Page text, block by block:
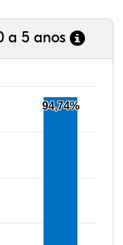
a 5 anos
94,74%